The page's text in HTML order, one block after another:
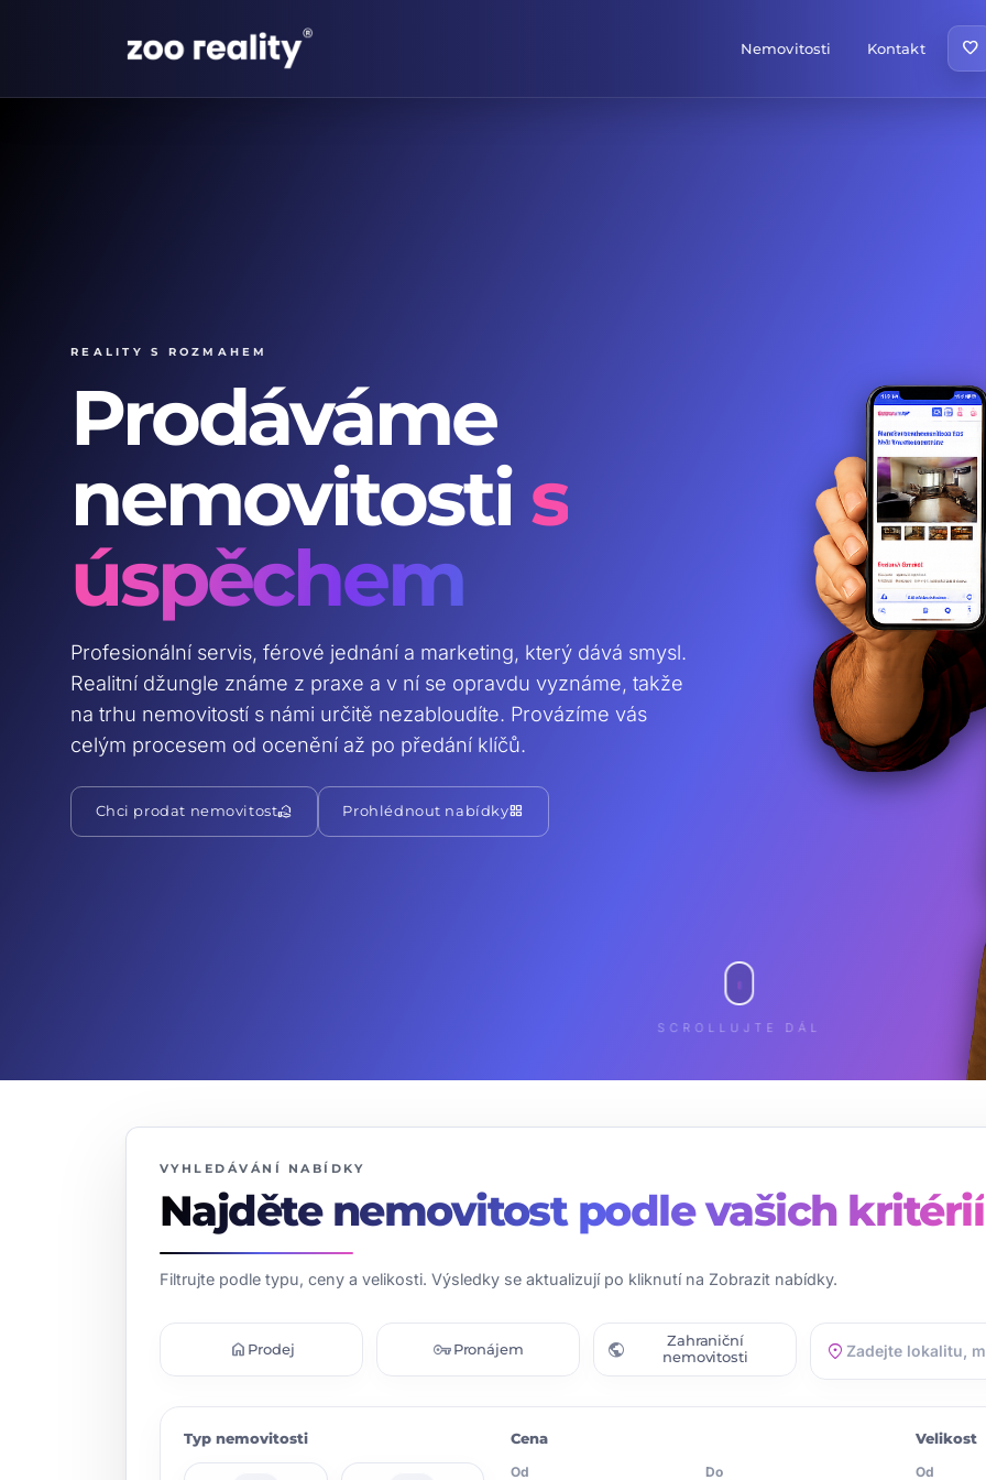
Nemovitosti Kontakt favorite
Reality s rozmahem
Prodáváme
nemovitostis
úspěchem
Profesionální servis, férové jednání a marketing, který dává smysl.
Realitní džungle známe z praxe a v ní se opravdu vyznáme, takže
na trhu nemovitostí s námi určitě nezabloudíte. Provázíme vás
celým procesem od ocenění až po předání klíčů.
Chci prodat nemovitostreal_estate_agent Prohlédnout nabídkygrid_view
SCROLLUJTE DÁL
VYHLEDÁVÁNÍ NABÍDKY
Najděte nemovitost podle vašich kritérií
Filtrujte podle typu, ceny a velikosti. Výsledky se aktualizují po kliknutí na Zobrazit nabídky.
home Prodej vpn_keyPronájem public
Zahraniční
nemovitosti
location_on
Typ nemovitosti Cena
Od Do
Velikost
Od